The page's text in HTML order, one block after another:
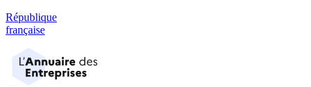
République
française